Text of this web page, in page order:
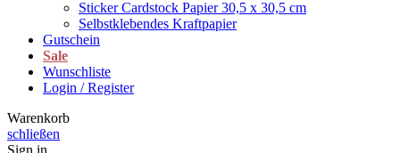
Sticker Cardstock Papier 30,5 x 30,5 cm
Selbstklebendes Kraftpapier
Gutschein
Sale
Wunschliste
Login / Register
Warenkorb
schließen